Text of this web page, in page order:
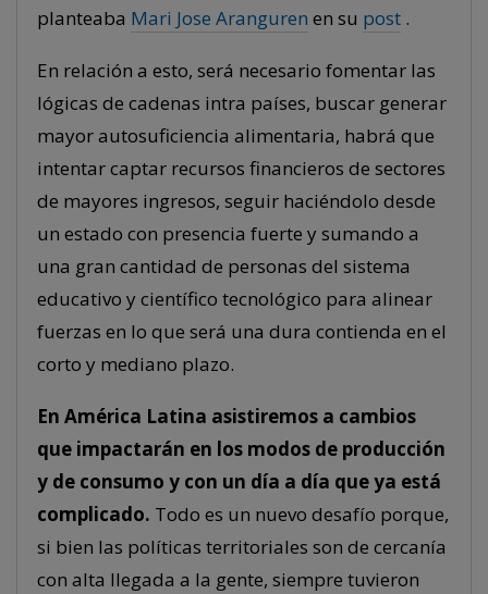
planteaba Mari Jose Aranguren en su post .
En relación a esto, será necesario fomentar las
lógicas de cadenas intra países, buscar generar
mayor autosuficiencia alimentaria, habrá que
intentar captar recursos financieros de sectores
de mayores ingresos, seguir haciéndolo desde
un estado con presencia fuerte y sumando a
una gran cantidad de personas del sistema
educativo y científico tecnológico para alinear
fuerzas en lo que será una dura contienda en el
corto y mediano plazo.
En América Latina asistiremos a cambios
que impactarán en los modos de producción
y de consumo y con un día a día que ya está
complicado. Todo es un nuevo desafío porque,
si bien las políticas territoriales son de cercanía
con alta llegada a la gente, siempre tuvieron